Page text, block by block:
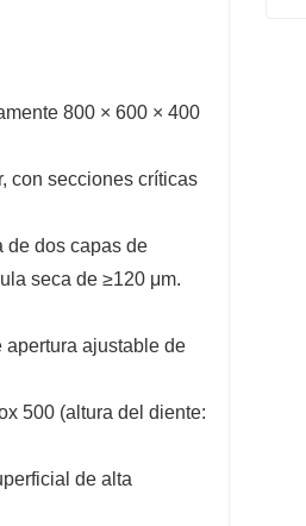
800 × 600 × 400
con secciones críticas
de dos capas de
seca de ≥120 μm.
apertura ajustable de
500 (altura del diente:
de alta